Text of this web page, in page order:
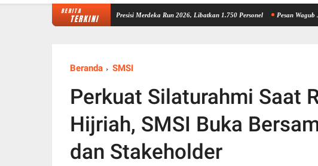
BERITA
TERKINI
Matangkan Pengamanan Presisi Merdeka Run 2026, Libatkan 1.750 Personel Pesan Wagub Jambi ke
Beranda SMSI
Perkuat Silaturahmi Saat
Hijriah, SMSI Buka
dan Stakeholder